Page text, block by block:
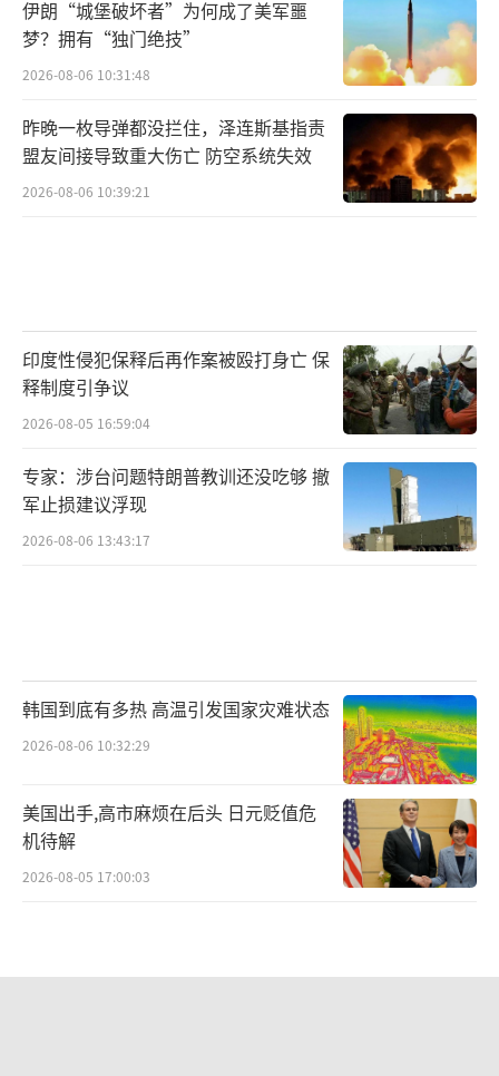
伊朗“城堡破坏者”为何成了美军噩
梦？拥有“独门绝技”
2026-08-06 10:31:48
昨晚一枚导弹都没拦住，泽连斯基指责
盟友间接导致重大伤亡 防空系统失效
2026-08-06 10:39:21
印度性侵犯保释后再作案被殴打身亡 保
释制度引争议
2026-08-05 16:59:04
专家：涉台问题特朗普教训还没吃够 撤
军止损建议浮现
2026-08-06 13:43:17
韩国到底有多热 高温引发国家灾难状态
2026-08-06 10:32:29
美国出手,高市麻烦在后头 日元贬值危
机待解
2026-08-05 17:00:03